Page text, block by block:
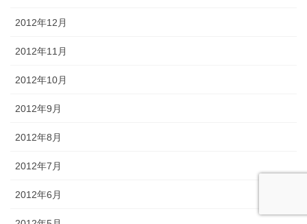
2012年12月
2012年11月
2012年10月
2012年9月
2012年8月
2012年7月
2012年6月